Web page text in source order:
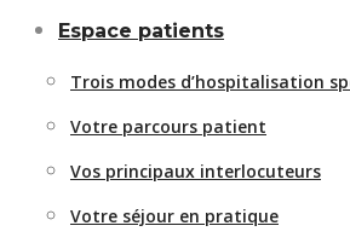
Espace patients
Trois modes d’hospitalisation
Votre parcours patient
Vos principaux interlocuteurs
Votre séjour en pratique